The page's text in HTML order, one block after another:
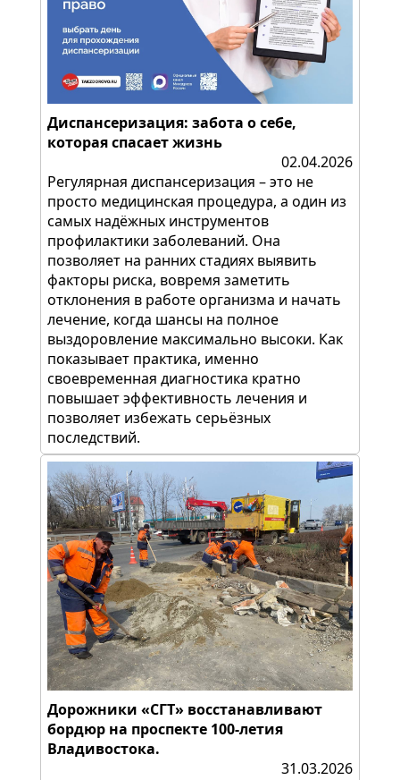
Диспансеризация: забота о себе,
которая спасает жизнь
02.04.2026
Регулярная диспансеризация – это не
просто медицинская процедура, а один из
самых надёжных инструментов
профилактики заболеваний. Она
позволяет на ранних стадиях выявить
факторы риска, вовремя заметить
отклонения в работе организма и начать
лечение, когда шансы на полное
выздоровление максимально высоки. Как
показывает практика, именно
своевременная диагностика кратно
повышает эффективность лечения и
позволяет избежать серьёзных
последствий.
Дорожники «СГТ» восстанавливают
бордюр на проспекте 100-летия
Владивостока.
31.03.2026